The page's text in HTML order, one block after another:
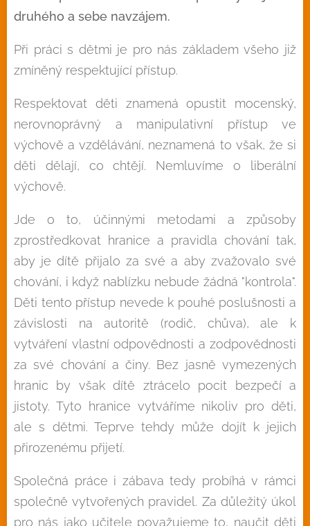
druhého a sebe navzájem.
Při práci s dětmi je pro nás základem všeho již
zmíněný respektující přístup.
Respektovat děti znamená opustit mocenský,
nerovnoprávný a manipulativní přístup ve
výchově a vzdělávání, neznamená to však, že si
děti dělají, co chtějí. Nemluvíme o liberální
výchově.
Jde o to, účinnými metodami a způsoby
zprostředkovat hranice a pravidla chování tak,
aby je dítě přijalo za své a aby zvažovalo své
chování, i když nablízku nebude žádná "kontrola".
Děti tento přístup nevede k pouhé poslušnosti a
závislosti na autoritě (rodič, chůva), ale k
vytváření vlastní odpovědnosti a zodpovědnosti
za své chování a činy. Bez jasně vymezených
hranic by však dítě ztrácelo pocit bezpečí a
jistoty. Tyto hranice vytváříme nikoliv pro děti,
ale s dětmi. Teprve tehdy může dojít k jejich
přirozenému přijetí.
Společná práce i zábava tedy probíhá v rámci
společně vytvořených pravidel. Za důležitý úkol
pro nás jako učitele považujeme to, naučit děti